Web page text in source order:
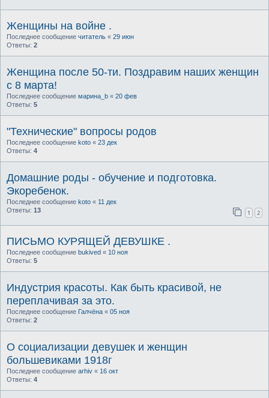
Женщины на войне .
Последнее сообщение читатель « 29 июн
Ответы: 2
Женщина после 50-ти. Поздравим наших женщин
с 8 марта!
Последнее сообщение марина_b « 20 фев
Ответы: 5
"Технические" вопросы родов
Последнее сообщение koto « 23 дек
Ответы: 4
Домашние роды - обучение и подготовка.
Экоребенок.
Последнее сообщение koto « 11 дек
Ответы: 13 1 2
ПИСЬМО КУРЯЩЕЙ ДЕВУШКЕ .
Последнее сообщение bukived « 10 ноя
Ответы: 5
Индустрия красоты. Как быть красивой, не
переплачивая за это.
Последнее сообщение Галчёна « 05 ноя
Ответы: 2
О социализации девушек и женщин
большевиками 1918г
Последнее сообщение arhiv « 16 окт
Ответы: 4